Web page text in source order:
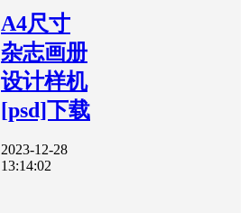
A4尺寸
杂志画册
设计样机
[psd]下载
2023-12-28
13:14:02